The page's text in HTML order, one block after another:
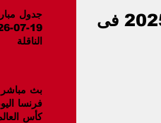
جدول
الناقلة
بث مباشر
بث مباشر مباراة برشلونة و أتلتيكو مدريد اليوم 02 -12-2025 فى